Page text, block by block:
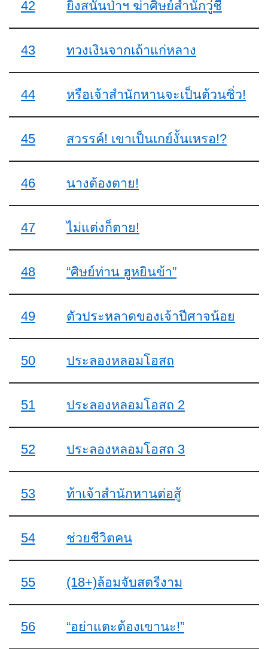
42 ยิงสนั่นป่าฯ ฆ่าศิษย์สำนักวู่ชี่
43 ทวงเงินจากเถ้าแก่หลาง
44 หรือเจ้าสำนักหานจะเป็นต้วนซิ่ว!
45 สวรรค์! เขาเป็นเกย์งั้นเหรอ!?
46 นางต้องตาย!
47 ไม่แต่งก็ตาย!
48 “ศิษย์ท่าน ฮูหยินข้า”
49 ตัวประหลาดของเจ้าปีศาจน้อย
50 ประลองหลอมโอสถ
51 ประลองหลอมโอสถ 2
52 ประลองหลอมโอสถ 3
53 ท้าเจ้าสำนักหานต่อสู้
54 ช่วยชีวิตคน
55 (18+)ล้อมจับสตรีงาม
56 “อย่าแตะต้องเขานะ!”